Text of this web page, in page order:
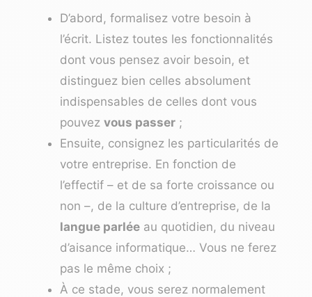
D’abord, formalisez votre besoin à
l’écrit. Listez toutes les fonctionnalités
dont vous pensez avoir besoin, et
distinguez bien celles absolument
indispensables de celles dont vous
pouvez vous passer ;
Ensuite, consignez les particularités de
votre entreprise. En fonction de
l’effectif – et de sa forte croissance ou
non –, de la culture d’entreprise, de la
langue parlée au quotidien, du niveau
d’aisance informatique… Vous ne ferez
pas le même choix ;
À ce stade, vous serez normalement